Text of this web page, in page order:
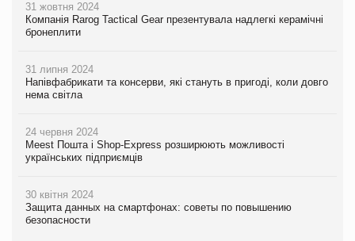
31 жовтня 2024
Компанія Rarog Tactical Gear презентувала надлегкі керамічні
бронеплити
31 липня 2024
Напівфабрикати та консерви, які стануть в пригоді, коли довго
нема світла
24 червня 2024
Meest Пошта і Shop-Express розширюють можливості
українських підприємців
30 квітня 2024
Защита данных на смартфонах: советы по повышению
безопасности